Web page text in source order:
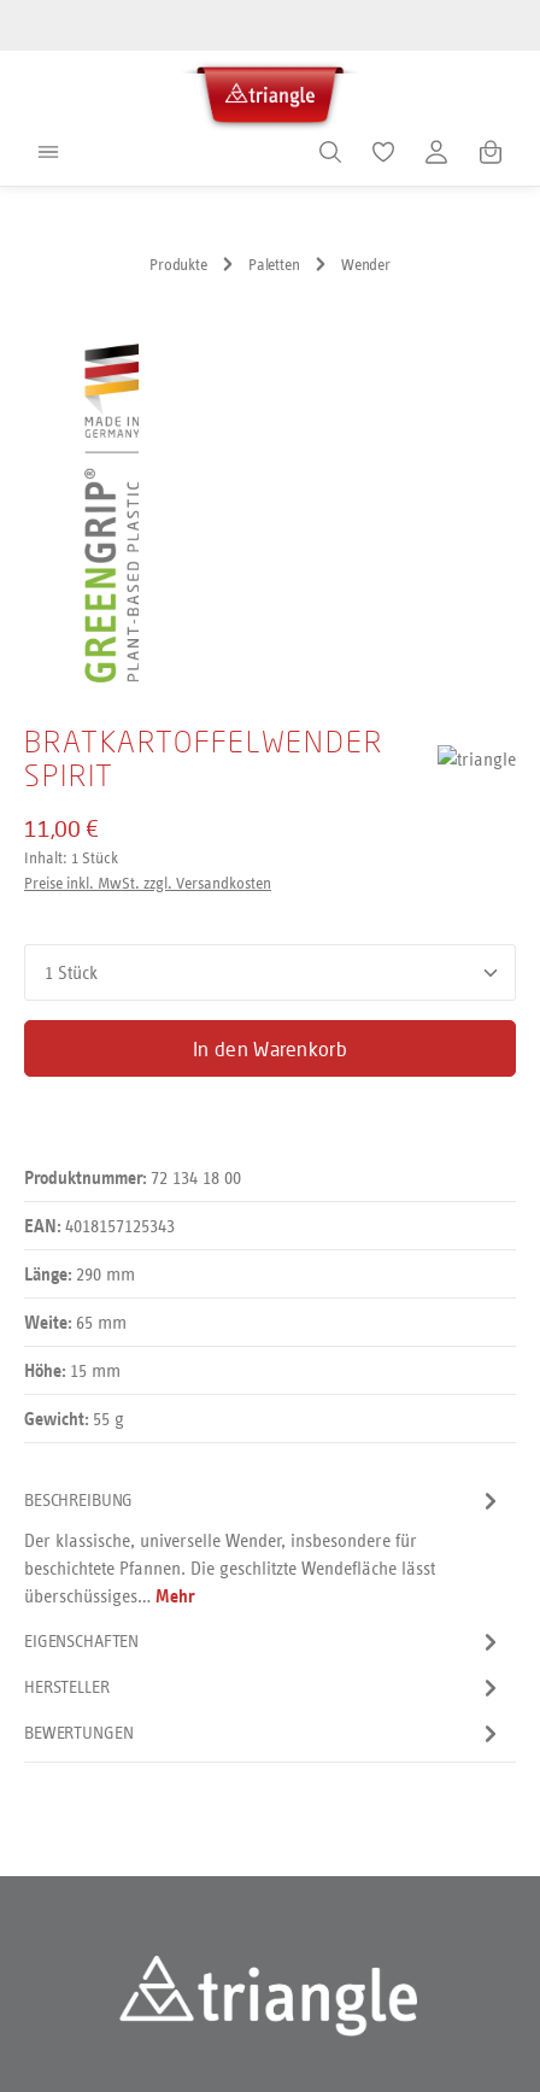
Produkte Paletten Wender
BRATKARTOFFELWENDER
SPIRIT
11,00 €
Inhalt: 1 Stück
Preise inkl. MwSt. zzgl. Versandkosten
In den Warenkorb
Produktnummer: 72 134 18 00
EAN: 4018157125343
Länge: 290 mm
Weite: 65 mm
Höhe: 15 mm
Gewicht: 55 g
BESCHREIBUNG
Der klassische, universelle Wender, insbesondere für
beschichtete Pfannen. Die geschlitzte Wendefläche lässt
überschüssiges… Mehr
EIGENSCHAFTEN
HERSTELLER
BEWERTUNGEN